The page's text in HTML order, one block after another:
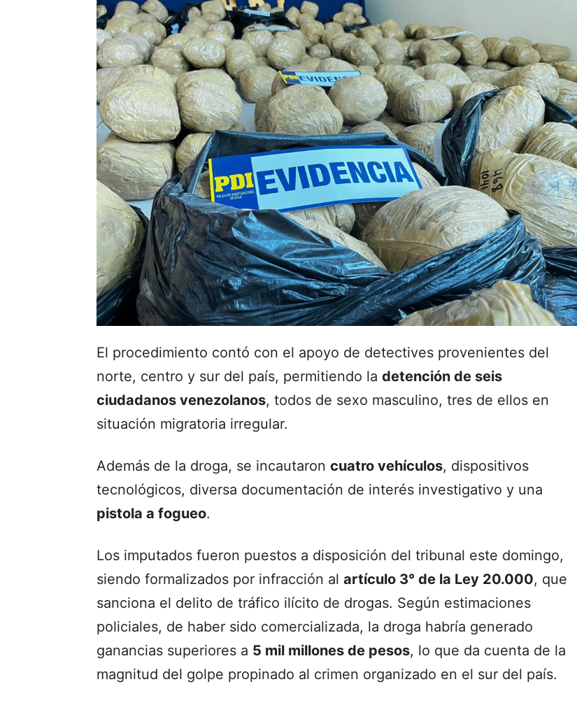
El procedimiento contó con el apoyo de detectives provenientes del
norte, centro y sur del país, permitiendo la detención de seis
ciudadanos venezolanos, todos de sexo masculino, tres de ellos en
situación migratoria irregular.
Además de la droga, se incautaron cuatro vehículos, dispositivos
tecnológicos, diversa documentación de interés investigativo y una
pistola a fogueo.
Los imputados fueron puestos a disposición del tribunal este domingo,
siendo formalizados por infracción al artículo 3° de la Ley 20.000, que
sanciona el delito de tráfico ilícito de drogas. Según estimaciones
policiales, de haber sido comercializada, la droga habría generado
ganancias superiores a 5 mil millones de pesos, lo que da cuenta de la
magnitud del golpe propinado al crimen organizado en el sur del país.